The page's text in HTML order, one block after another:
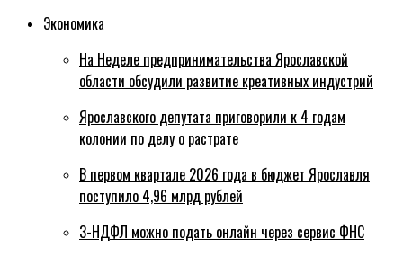
Экономика
На Неделе предпринимательства Ярославской
области обсудили развитие креативных индустрий
Ярославского депутата приговорили к 4 годам
колонии по делу о растрате
В первом квартале 2026 года в бюджет Ярославля
поступило 4,96 млрд рублей
3-НДФЛ можно подать онлайн через сервис ФНС